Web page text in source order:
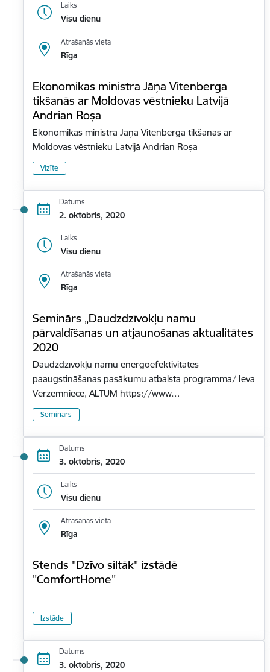
Laiks
Visu dienu
Atrašanās vieta
Rīga
Ekonomikas ministra Jāņa Vitenberga
tikšanās ar Moldovas vēstnieku Latvijā
Andrian Roșa
Ekonomikas ministra Jāņa Vitenberga tikšanās ar
Moldovas vēstnieku Latvijā Andrian Roșa
Vizīte
Datums
2. oktobris, 2020
Laiks
Visu dienu
Atrašanās vieta
Rīga
Seminārs „Daudzdzīvokļu namu
pārvaldīšanas un atjaunošanas aktualitātes
2020
Daudzdzīvokļu namu energoefektivitātes
paaugstināšanas pasākumu atbalsta programma/ Ieva
Vērzemniece, ALTUM https://www…
Seminārs
Datums
3. oktobris, 2020
Laiks
Visu dienu
Atrašanās vieta
Rīga
Stends "Dzīvo siltāk" izstādē
"ComfortHome"
Izstāde
Datums
3. oktobris, 2020